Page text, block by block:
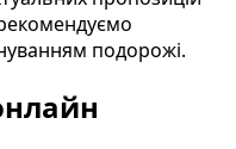
подорожі.